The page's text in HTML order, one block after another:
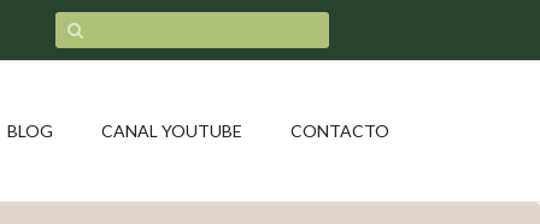
BLOG CANAL YOUTUBE CONTACTO